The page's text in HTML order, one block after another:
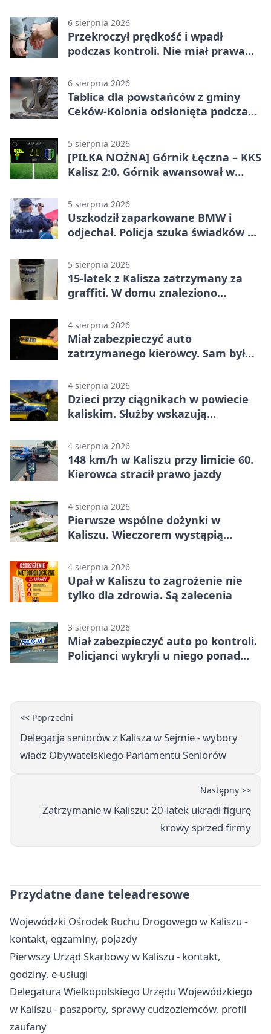
6 sierpnia 2026
Przekroczył prędkość i wpadł
podczas kontroli. Nie miał prawa
6 sierpnia 2026
Tablica dla powstańców z gminy
Ceków-Kolonia odsłonięta podczas
5 sierpnia 2026
[PIŁKA NOŻNA] Górnik Łęczna – KKS
Kalisz 2:0. Górnik awansował w
5 sierpnia 2026
Uszkodził zaparkowane BMW i
odjechał. Policja szuka świadków w
5 sierpnia 2026
15-latek z Kalisza zatrzymany za
graffiti. W domu znaleziono
4 sierpnia 2026
Miał zabezpieczyć auto
zatrzymanego kierowcy. Sam był
4 sierpnia 2026
Dzieci przy ciągnikach w powiecie
kaliskim. Służby wskazują
4 sierpnia 2026
148 km/h w Kaliszu przy limicie 60.
Kierowca stracił prawo jazdy
4 sierpnia 2026
Pierwsze wspólne dożynki w
Kaliszu. Wieczorem wystąpią
4 sierpnia 2026
Upał w Kaliszu to zagrożenie nie
tylko dla zdrowia. Są zalecenia
3 sierpnia 2026
Miał zabezpieczyć auto po kontroli.
Policjanci wykryli u niego ponad
<< Poprzedni
Delegacja seniorów z Kalisza w Sejmie - wybory
władz Obywatelskiego Parlamentu Seniorów
Następny >>
Zatrzymanie w Kaliszu: 20-latek ukradł figurę
krowy sprzed firmy
Przydatne dane teleadresowe
Wojewódzki Ośrodek Ruchu Drogowego w Kaliszu -
kontakt, egzaminy, pojazdy
Pierwszy Urząd Skarbowy w Kaliszu - kontakt,
godziny, e-usługi
Delegatura Wielkopolskiego Urzędu Wojewódzkiego
w Kaliszu - paszporty, sprawy cudzoziemców, profil
zaufany